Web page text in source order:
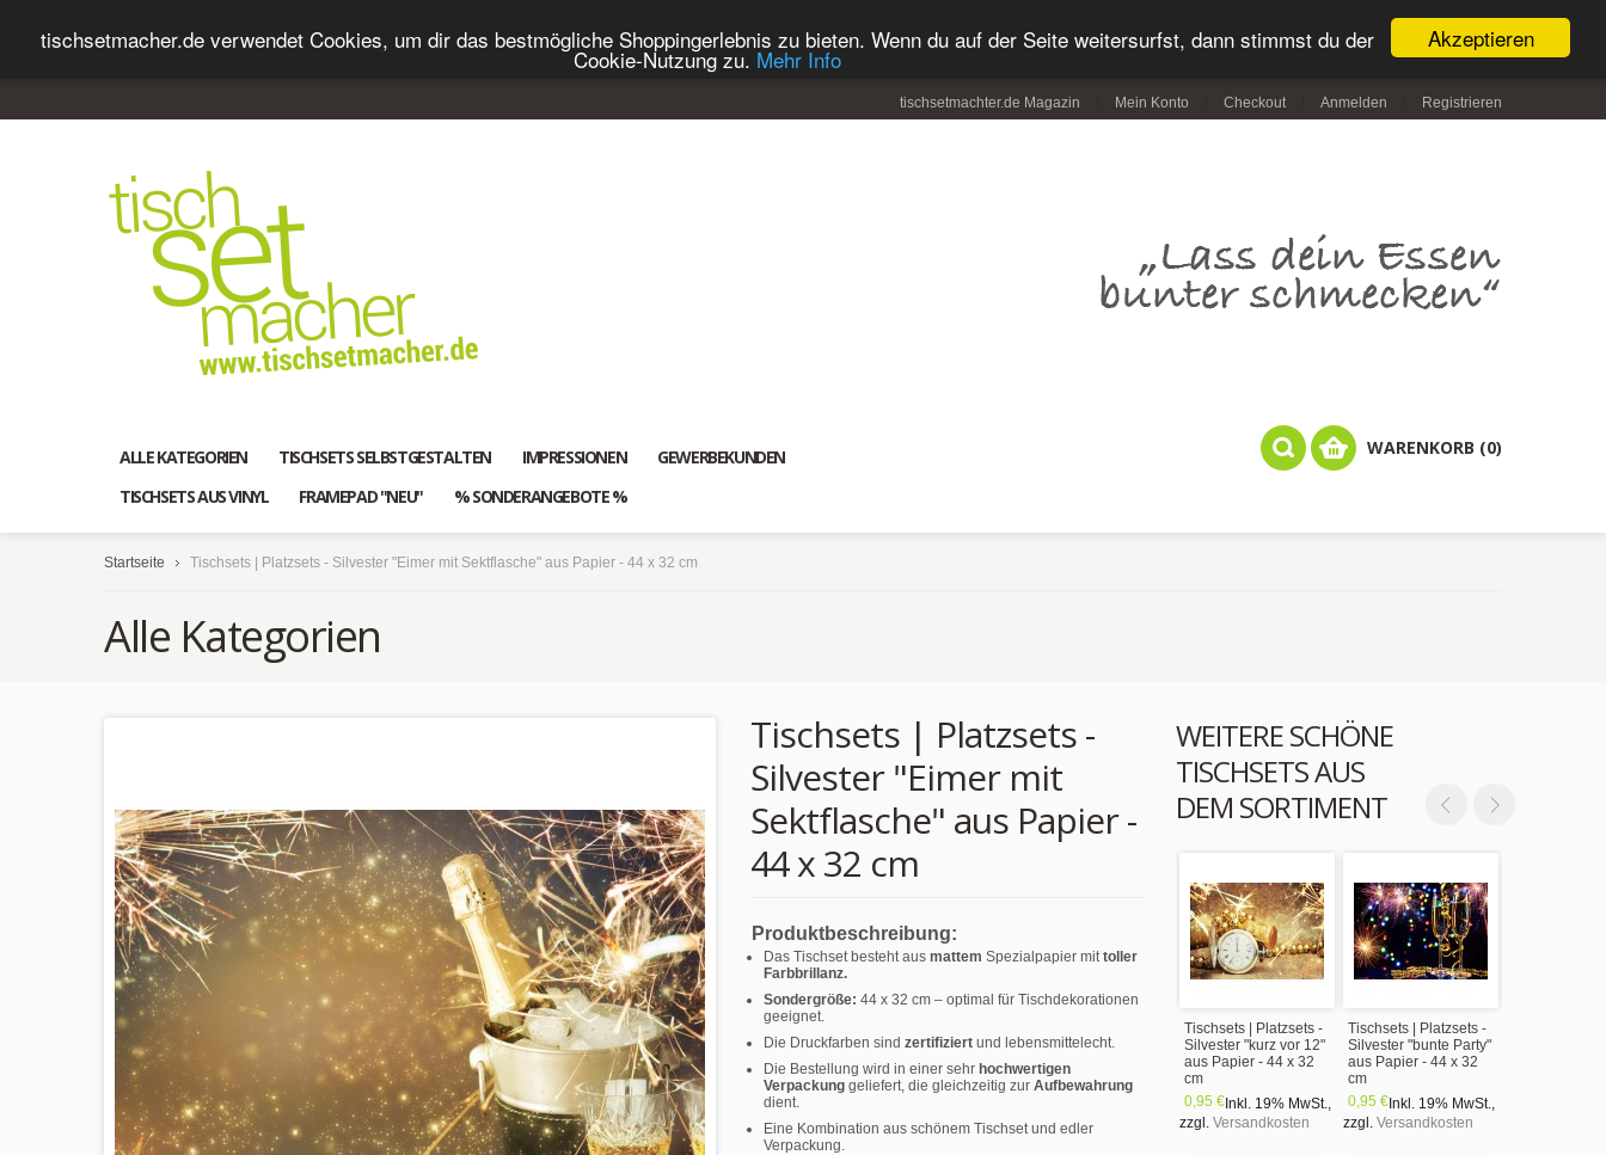
Akzeptieren
tischsetmacher.de verwendet Cookies, um dir das bestmögliche Shoppingerlebnis zu bieten. Wenn du auf der Seite weitersurfst, dann stimmst du der
Cookie-Nutzung zu. Mehr Info
tischsetmachter.de Magazin Mein Konto Checkout Anmelden Registrieren
ALLE KATEGORIEN TISCHSETS SELBSTGESTALTEN IMPRESSIONEN
GEWERBEKUNDEN
TISCHSETS AUS VINYL
FRAMEPAD "NEU" % SONDERANGEBOTE %
WARENKORB (0)
Startseite Tischsets | Platzsets - Silvester "Eimer mit Sektflasche" aus Papier - 44 x 32 cm
Alle Kategorien
WEITERE SCHÖNE
TISCHSETS AUS
DEM SORTIMENT
Tischsets | Platzsets -
Silvester "kurz vor 12"
aus Papier - 44 x 32
cm
0,95 € Inkl. 19% MwSt.,
zzgl. Versandkosten
Tischsets | Platzsets -
Silvester "bunte Party"
aus Papier - 44 x 32
cm
0,95 € Inkl. 19% MwSt.,
zzgl. Versandkosten
Tischsets | Platzsets -
Silvester "Eimer mit
Sektflasche" aus Papier -
44 x 32 cm
Produktbeschreibung:
Das Tischset besteht aus mattem Spezialpapier mittoller
Farbbrillanz.
Sondergröße: 44 x 32 cm – optimal für Tischdekorationen
geeignet.
Die Druckfarben sind zertifiziert und lebensmittelecht.
Die Bestellung wird in einer sehr hochwertigen
Verpackung geliefert, die gleichzeitig zur Aufbewahrung
dient.
Eine Kombination aus schönem Tischset und edler
Verpackung.